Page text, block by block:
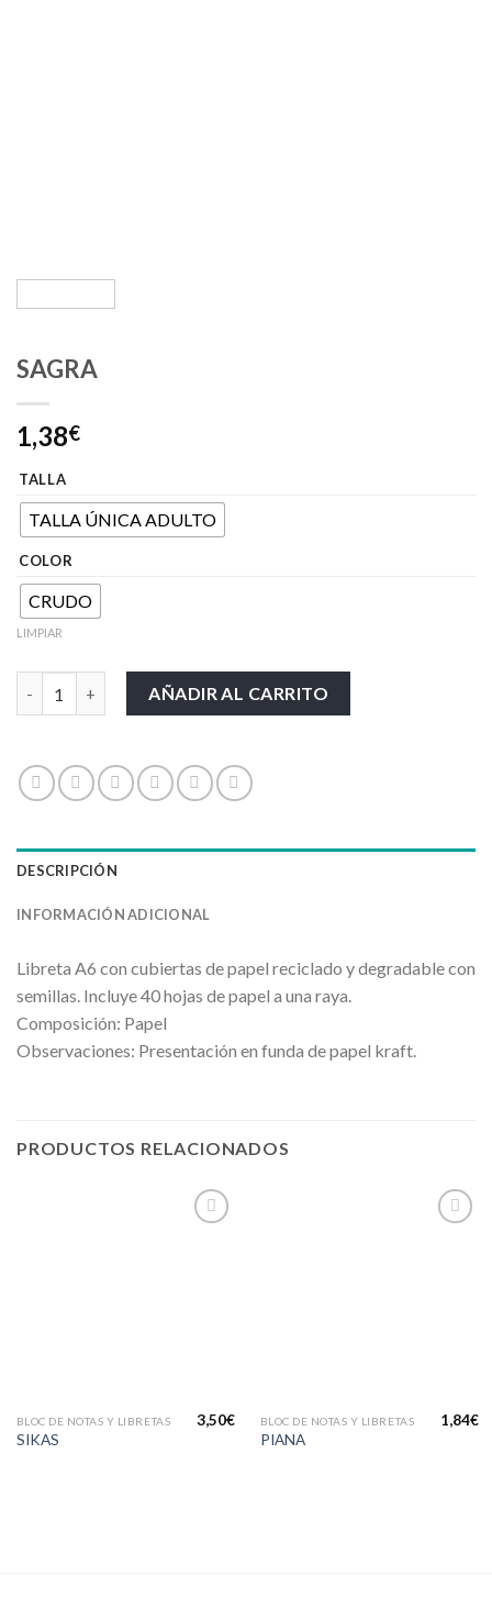
SAGRA
1,38€
TALLA
TALLA ÚNICA ADULTO
COLOR
CRUDO
LIMPIAR
AÑADIR AL CARRITO
DESCRIPCIÓN
INFORMACIÓN ADICIONAL
Libreta A6 con cubiertas de papel reciclado y degradable con
semillas. Incluye 40 hojas de papel a una raya.
Composición: Papel
Observaciones: Presentación en funda de papel kraft.
PRODUCTOS RELACIONADOS
BLOC DE NOTAS Y LIBRETAS
SIKAS
3,50€ BLOC DE NOTAS Y LIBRETAS
PIANA
1,84€